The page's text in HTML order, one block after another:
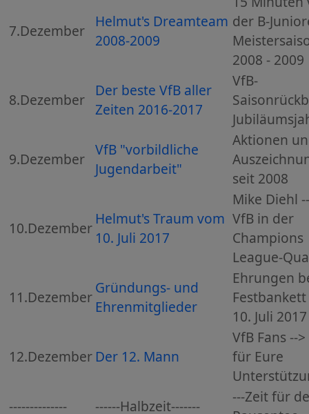
7.Dezember
Helmut's Dreamteam
2008-2009
der B-
2008 - 2009
8.Dezember
Der beste VfB aller
Zeiten 2016-2017
VfB-
9.Dezember
VfB "vorbildliche
Jugendarbeit"
Aktionen
seit 2008
10.Dezember
Helmut's Traum vom
10. Juli 2017
Mike Diehl
VfB in der
Champions
League-
11.Dezember
Gründungs- und
Ehrenmitglieder
Ehrungen
10. Juli 2017
12.Dezember Der 12. Mann
VfB Fans --
für Eure
--------------
------Halbzeit-------
---Zeit für